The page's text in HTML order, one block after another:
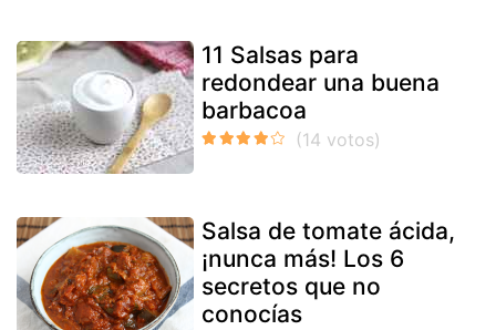
11 Salsas para
redondear una buena
barbacoa
Salsa de tomate ácida,
¡nunca más! Los 6
secretos que no
conocías